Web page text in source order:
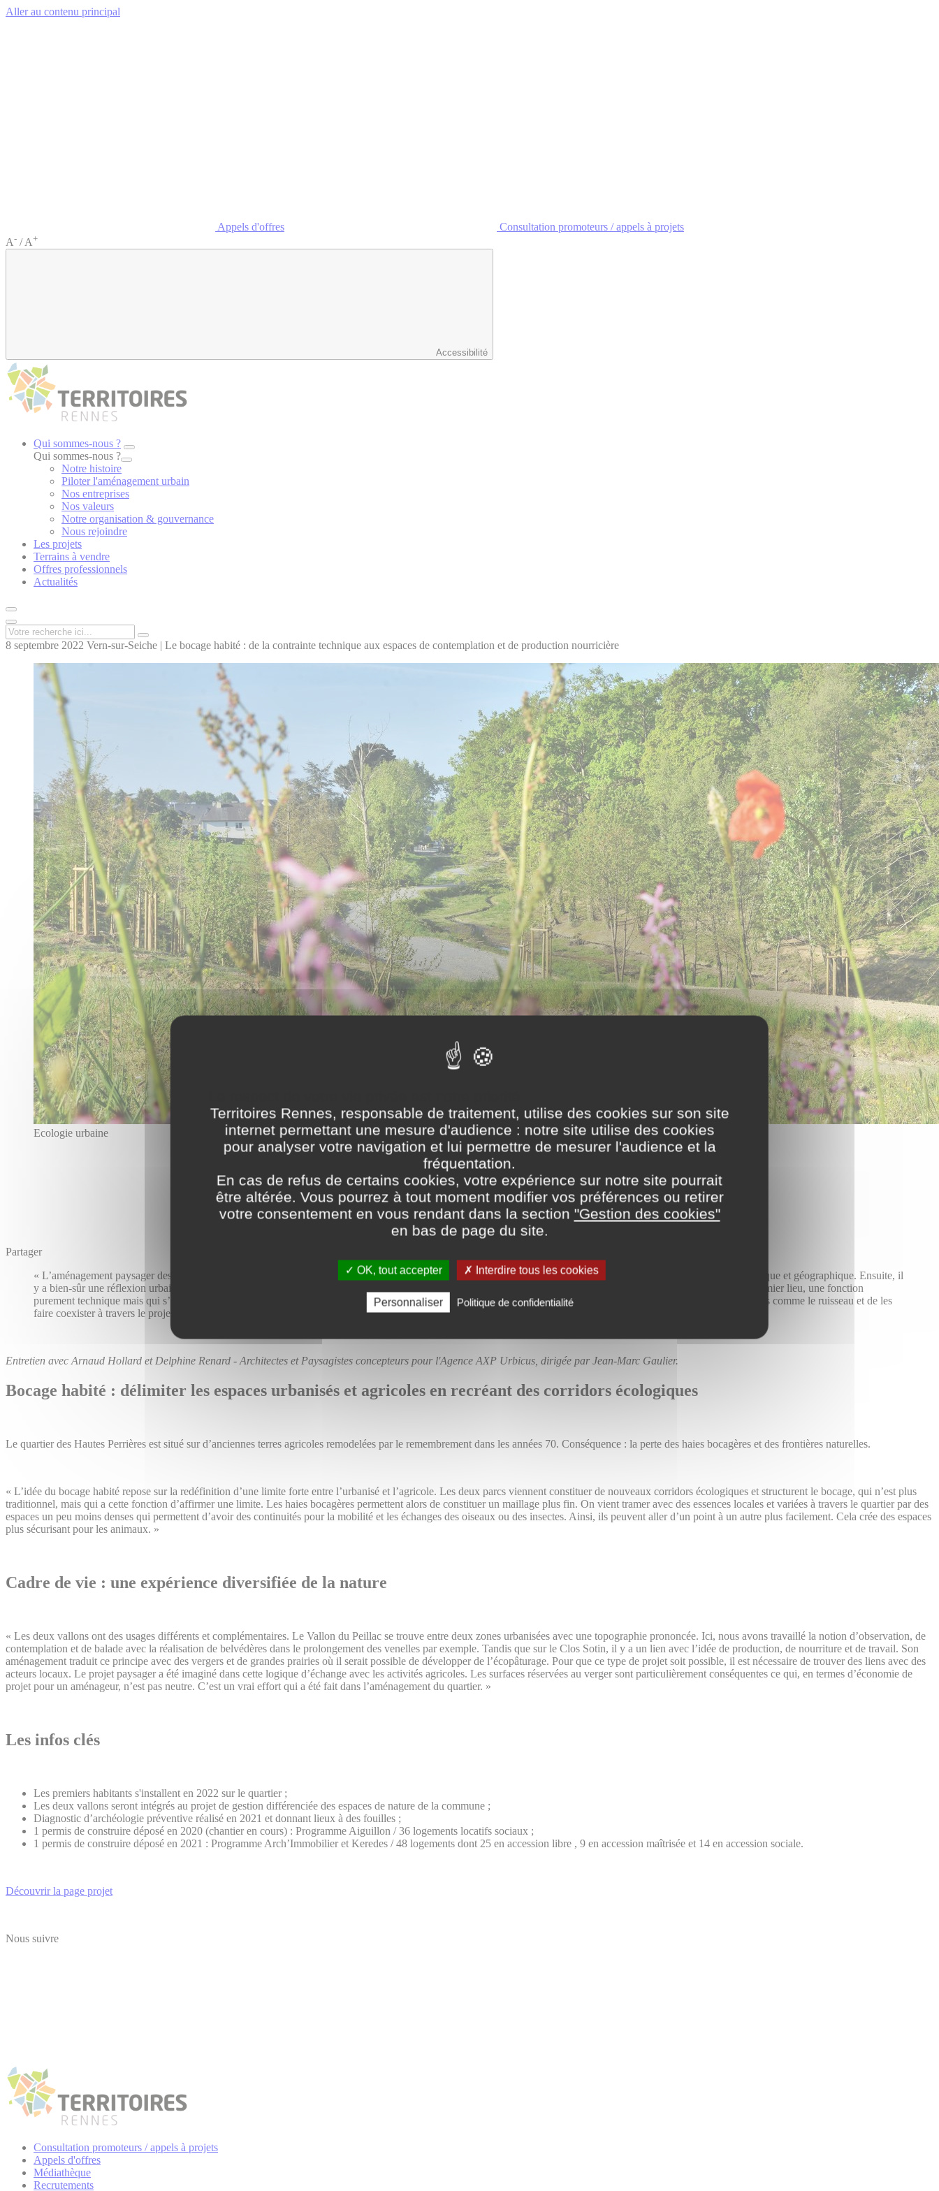
Aller au contenu principal
Appels d'offres
Consultation promoteurs / appels à projets
A- / A+
Accessibilité
Qui sommes-nous ?
Qui sommes-nous ?
Notre histoire
Piloter l'aménagement urbain
Nos entreprises
Nos valeurs
Notre organisation & gouvernance
Nous rejoindre
Les projets
Terrains à vendre
Offres professionnels
Actualités
8 septembre 2022 Vern-sur-Seiche | Le bocage habité : de la contrainte technique aux espaces de contemplation et de production nourricière
Ecologie urbaine
Partager
« L’aménagement paysager des vallons repose tout d’abord sur la renaturation des ruisseaux. Ici, on laisse l’eau dans son état le plus naturel, en tant que milieu écologique et géographique. Ensuite, il
y a bien-sûr une réflexion urbaine à l’échelle du quartier, notamment pour la gestion des eaux de pluie. On a donc créé des noues et bassins de rétention qui ont, en premier lieu, une fonction
purement technique mais qui s’intègrent au paysage pour finalement devenir aussi importants que le ruisseau. Il s’agit donc de redonner une place à des milieux naturels comme le ruisseau et de les
faire coexister à travers le projet de paysage avec la contrainte urbaine induite par les éléments plus techniques. »
Entretien avec Arnaud Hollard et Delphine Renard - Architectes et Paysagistes concepteurs pour l'Agence AXP Urbicus, dirigée par Jean-Marc Gaulier.
Bocage habité : délimiter les espaces urbanisés et agricoles en recréant des corridors écologiques
Le quartier des Hautes Perrières est situé sur d’anciennes terres agricoles remodelées par le remembrement dans les années 70. Conséquence : la perte des haies bocagères et des frontières naturelles.
« L’idée du bocage habité repose sur la redéfinition d’une limite forte entre l’urbanisé et l’agricole. Les deux parcs viennent constituer de nouveaux corridors écologiques et structurent le bocage, qui n’est plus
traditionnel, mais qui a cette fonction d’affirmer une limite. Les haies bocagères permettent alors de constituer un maillage plus fin. On vient tramer avec des essences locales et variées à travers le quartier par des
espaces un peu moins denses qui permettent d’avoir des continuités pour la mobilité et les échanges des oiseaux ou des insectes. Ainsi, ils peuvent aller d’un point à un autre plus facilement. Cela crée des espaces
plus sécurisant pour les animaux. »
Cadre de vie : une expérience diversifiée de la nature
« Les deux vallons ont des usages différents et complémentaires. Le Vallon du Peillac se trouve entre deux zones urbanisées avec une topographie prononcée. Ici, nous avons travaillé la notion d’observation, de
contemplation et de balade avec la réalisation de belvédères dans le prolongement des venelles par exemple. Tandis que sur le Clos Sotin, il y a un lien avec l’idée de production, de nourriture et de travail. Son
aménagement traduit ce principe avec des vergers et de grandes prairies où il serait possible de développer de l’écopâturage. Pour que ce type de projet soit possible, il est nécessaire de trouver des liens avec des
acteurs locaux. Le projet paysager a été imaginé dans cette logique d’échange avec les activités agricoles. Les surfaces réservées au verger sont particulièrement conséquentes ce qui, en termes d’économie de
projet pour un aménageur, n’est pas neutre. C’est un vrai effort qui a été fait dans l’aménagement du quartier. »
Les infos clés
Les premiers habitants s'installent en 2022 sur le quartier ;
Les deux vallons seront intégrés au projet de gestion différenciée des espaces de nature de la commune ;
Diagnostic d’archéologie préventive réalisé en 2021 et donnant lieux à des fouilles ;
1 permis de construire déposé en 2020 (chantier en cours) : Programme Aiguillon / 36 logements locatifs sociaux ;
1 permis de construire déposé en 2021 : Programme Arch’Immobilier et Keredes / 48 logements dont 25 en accession libre , 9 en accession maîtrisée et 14 en accession sociale.
Découvrir la page projet
Nous suivre
Consultation promoteurs / appels à projets
Appels d'offres
Médiathèque
Recrutements
Territoires Rennes, responsable de traitement, utilise des cookies sur son site
internet permettant une mesure d'audience : notre site utilise des cookies
pour analyser votre navigation et lui permettre de mesurer l'audience et la
fréquentation.
En cas de refus de certains cookies, votre expérience sur notre site pourrait
être altérée. Vous pourrez à tout moment modifier vos préférences ou retirer
votre consentement en vous rendant dans la section "Gestion des cookies"
en bas de page du site.
OK, tout accepter Interdire tous les cookies
Personnaliser Politique de confidentialité